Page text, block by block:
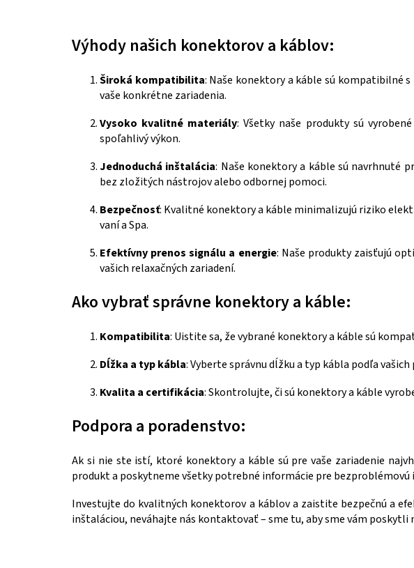
Výhody našich konektorov a káblov:
Široká kompatibilita: Naše konektory a káble sú kompatibilné
vaše konkrétne zariadenia.
Vysoko kvalitné materiály: Všetky naše produkty sú
spoľahlivý výkon.
Jednoduchá inštalácia: Naše konektory a káble sú navrhnuté
bez zložitých nástrojov alebo odbornej pomoci.
Bezpečnosť: Kvalitné konektory a káble minimalizujú riziko
vaní a Spa.
Efektívny prenos signálu a energie: Naše produkty zaisťujú
vašich relaxačných zariadení.
Ako vybrať správne konektory a káble:
Kompatibilita: Uistite sa, že vybrané konektory a káble sú
Dĺžka a typ kábla: Vyberte správnu dĺžku a typ kábla podľa
Kvalita a certifikácia: Skontrolujte, či sú konektory a káble
Podpora a poradenstvo:
Ak si nie ste istí, ktoré konektory a káble sú pre vaše zariadenie
produkt a poskytneme všetky potrebné informácie pre bezproblémovú
Investujte do kvalitných konektorov a káblov a zaistite bezpečnú a
inštaláciou, neváhajte nás kontaktovať – sme tu, aby sme vám poskytli